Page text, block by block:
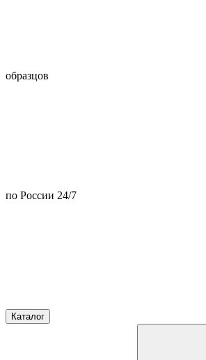
образцов
по России 24/7
Каталог